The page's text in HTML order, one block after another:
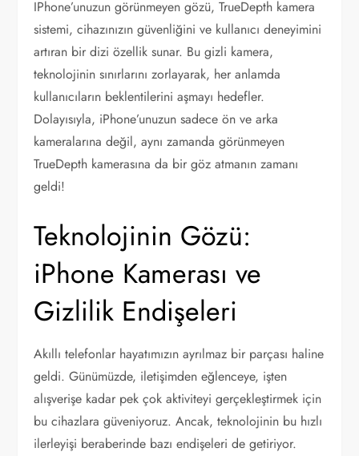
IPhone’unuzun görünmeyen gözü, TrueDepth kamera
sistemi, cihazınızın güvenliğini ve kullanıcı deneyimini
artıran bir dizi özellik sunar. Bu gizli kamera,
teknolojinin sınırlarını zorlayarak, her anlamda
kullanıcıların beklentilerini aşmayı hedefler.
Dolayısıyla, iPhone’unuzun sadece ön ve arka
kameralarına değil, aynı zamanda görünmeyen
TrueDepth kamerasına da bir göz atmanın zamanı
geldi!
Teknolojinin Gözü:
iPhone Kamerası ve
Gizlilik Endişeleri
Akıllı telefonlar hayatımızın ayrılmaz bir parçası haline
geldi. Günümüzde, iletişimden eğlenceye, işten
alışverişe kadar pek çok aktiviteyi gerçekleştirmek için
bu cihazlara güveniyoruz. Ancak, teknolojinin bu hızlı
ilerleyişi beraberinde bazı endişeleri de getiriyor.